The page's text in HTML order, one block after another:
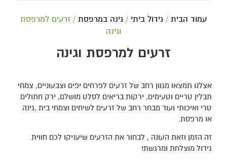
עמוד הבית / גידול ביתי / גינה במרפסת / זרעים למרפסת
וגינה
זרעים למרפסת וגינה
אצלנו תמצאו מגוון רחב של זרעים לפרחים יפים וצבעוניים, צמחי
תבלין טריים וטעימים, ירקות בריאים לסלט מושלם, ירק חתולים
טרי ואיכותי ועוד מבחר רחב של זרעים לשיחים וצמחי בית ,גינה
או מרפסת.
זה הזמן וזאת העונה , לבחור את הזרעים שיעניקו לכם חווית
גידול מוצלחת ומרגשת!